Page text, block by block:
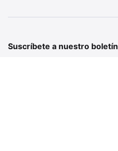
Suscríbete a nuestro boletín